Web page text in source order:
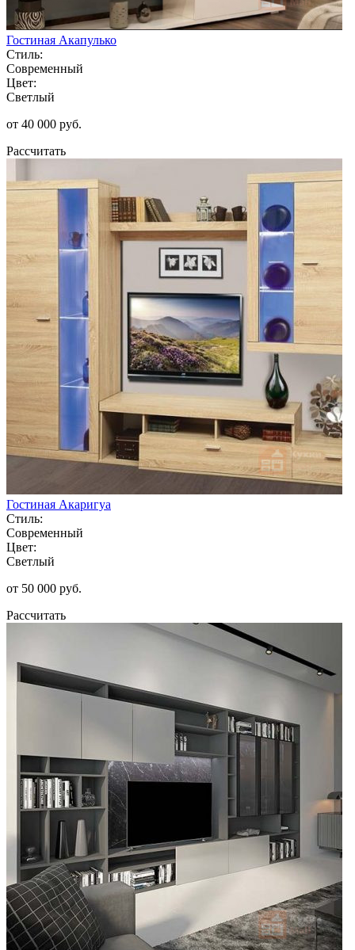
Гостиная Акапулько
Стиль:
Современный
Цвет:
Светлый
от 40 000 руб.
Рассчитать
Гостиная Акаригуа
Стиль:
Современный
Цвет:
Светлый
от 50 000 руб.
Рассчитать